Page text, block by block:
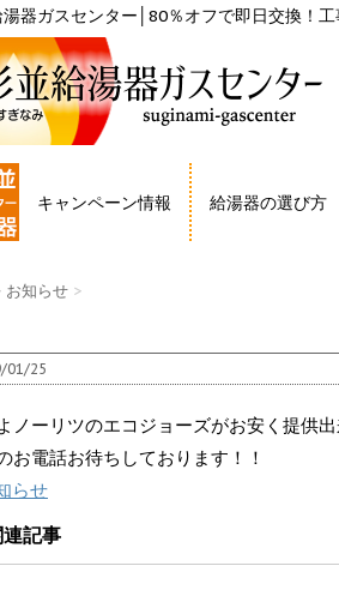
器ガスセンター│80％オフで即日交換！
キャンペーン情報 給湯器の選び方
お知らせ >
01/25
ノーリツのエコジョーズがお安く提供
お電話お待ちしております！！
らせ
記事